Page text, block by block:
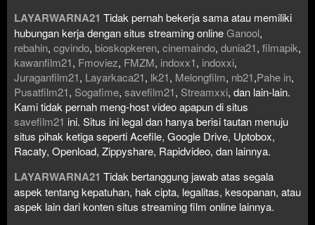
LAYARWARNA21 Tidak pernah bekerja sama atau memiliki
hubungan kerja dengan situs streaming onlineGanool,
rebahin, cgvindo, bioskopkeren, cinemaindo, dunia21, filmapik,
kawanfilm21, Fmoviez, FMZM, indoxx1, indoxxi,
Juraganfilm21, Layarkaca21, lk21, Melongfilm, nb21,Pahe in,
Pusatfilm21, Sogafime, savefilm21, Streamxxi, dan lain-lain.
Kami tidak pernah meng-host video apapun di situs
savefilm21 ini. Situs ini legal dan hanya berisi tautan menuju
situs pihak ketiga seperti Acefile, Google Drive, Uptobox,
Racaty, Openload, Zippyshare, Rapidvideo, dan lainnya.
LAYARWARNA21 Tidak bertanggung jawab atas segala
aspek tentang kepatuhan, hak cipta, legalitas, kesopanan, atau
aspek lain dari konten situs streaming film online lainnya.